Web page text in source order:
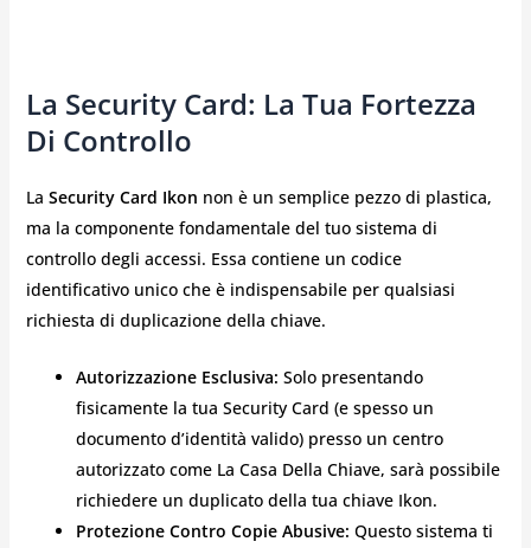
La Security Card: La Tua Fortezza
Di Controllo
La Security Card Ikon non è un semplice pezzo di plastica,
ma la componente fondamentale del tuo sistema di
controllo degli accessi. Essa contiene un codice
identificativo unico che è indispensabile per qualsiasi
richiesta di duplicazione della chiave.
Autorizzazione Esclusiva: Solo presentando
fisicamente la tua Security Card (e spesso un
documento d’identità valido) presso un centro
autorizzato come La Casa Della Chiave, sarà possibile
richiedere un duplicato della tua chiave Ikon.
Protezione Contro Copie Abusive: Questo sistema ti